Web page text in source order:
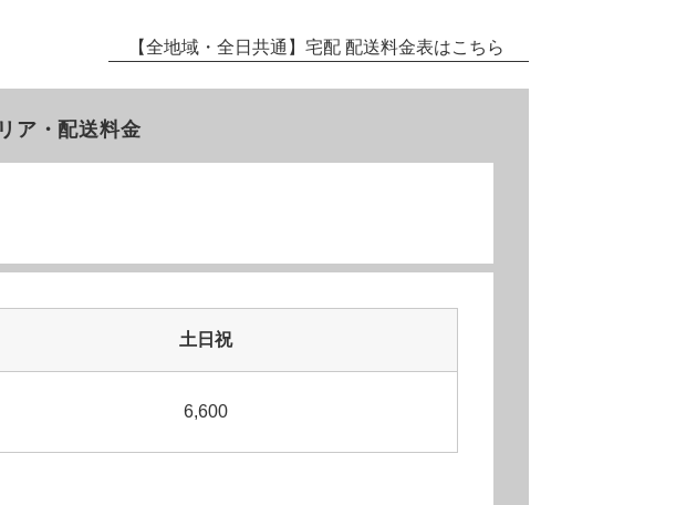
【全地域・全日共通】 宅配 配送料金表はこちら
ア・配送料金
土日祝
6,600